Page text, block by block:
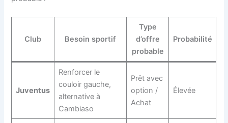
Club Besoin sportif
Type
d’offre
probable
Probabilité
Juventus
Renforcer le
couloir gauche,
alternative à
Cambiaso
Prêt avec
option /
Achat
Élevée